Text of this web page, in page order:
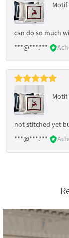
can do so much
***@***.***
not stitched yet
***@***.***